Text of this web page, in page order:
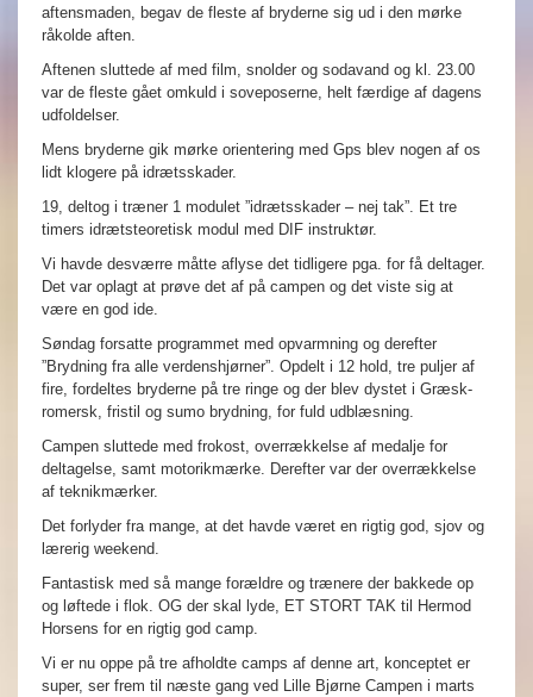
aftensmaden, begav de fleste af bryderne sig ud i den mørke
råkolde aften.
Aftenen sluttede af med film, snolder og sodavand og kl. 23.00
var de fleste gået omkuld i soveposerne, helt færdige af dagens
udfoldelser.
Mens bryderne gik mørke orientering med Gps blev nogen af os
lidt klogere på idrætsskader.
19, deltog i træner 1 modulet ”idrætsskader – nej tak”. Et tre
timers idrætsteoretisk modul med DIF instruktør.
Vi havde desværre måtte aflyse det tidligere pga. for få deltager.
Det var oplagt at prøve det af på campen og det viste sig at
være en god ide.
Søndag forsatte programmet med opvarmning og derefter
”Brydning fra alle verdenshjørner”. Opdelt i 12 hold, tre puljer af
fire, fordeltes bryderne på tre ringe og der blev dystet i Græsk-
romersk, fristil og sumo brydning, for fuld udblæsning.
Campen sluttede med frokost, overrækkelse af medalje for
deltagelse, samt motorikmærke. Derefter var der overrækkelse
af teknikmærker.
Det forlyder fra mange, at det havde været en rigtig god, sjov og
lærerig weekend.
Fantastisk med så mange forældre og trænere der bakkede op
og løftede i flok. OG der skal lyde, ET STORT TAK til Hermod
Horsens for en rigtig god camp.
Vi er nu oppe på tre afholdte camps af denne art, konceptet er
super, ser frem til næste gang ved Lille Bjørne Campen i marts